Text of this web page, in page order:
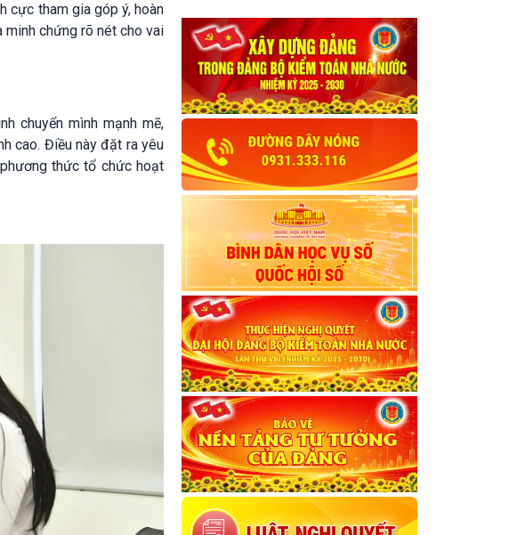
cực tham gia góp ý, hoàn
minh chứng rõ nét cho vai
chuyển mình mạnh mẽ,
cao. Điều này đặt ra yêu
thức tổ chức hoạt
ninh vùng Tây Nguyên
đến năm 2030, tầm nhìn
đến năm 2045